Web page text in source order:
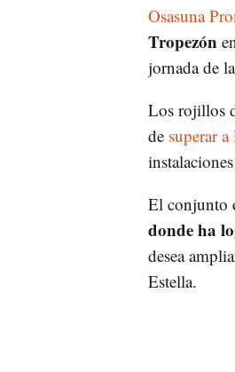
Osasuna
Tropezón
jornada de
Los rojillos
desuperar
El conjunto
donde ha
desea
Estella.